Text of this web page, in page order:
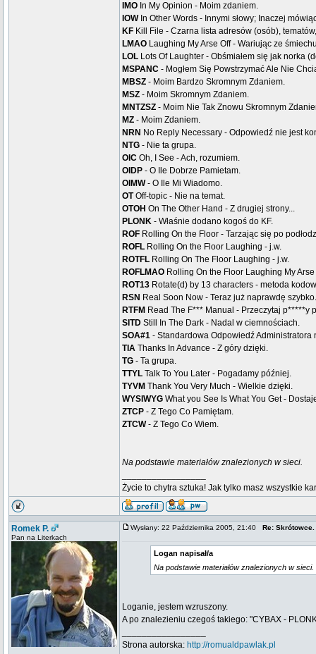
IMO In My Opinion - Moim zdaniem.
IOWIn Other Words - Innymi słowy; Inaczej
KF Kill File - Czarna lista adresów (osób),
LMAO Laughing My Arse Off - Wariując ze
LOL Lots Of Laughter - Obśmiałem się jak norka
MSPANC - Mogłem Się Powstrzymać Ale Nie
MBSZ - Moim Bardzo Skromnym Zdaniem.
MSZ - Moim Skromnym Zdaniem.
MNTZSZ - Moim Nie Tak Znowu Skromnym
MZ - Moim Zdaniem.
NRN No Reply Necessary - Odpowiedź nie jest
NTG - Nie ta grupa.
OIC Oh, I See - Ach, rozumiem.
OIDP - O Ile Dobrze Pamietam.
OIMW- O Ile Mi Wiadomo.
OTOff-topic - Nie na temat.
OTOH On The Other Hand - Z drugiej strony...
PLONK - Właśnie dodano kogoś do KF.
ROF Rolling On the Floor - Tarzając się po
ROFL Rolling On the Floor Laughing - j.w.
ROTFL Rolling On The Floor Laughing - j.w.
ROFLMAO Rolling On the Floor Laughing My
ROT13 Rotate(d) by 13 characters - metoda
RSN Real Soon Now - Teraz już naprawdę szybko.
RTFM Read The F*** Manual - Przeczytaj p*****y
SITD Still In The Dark - Nadal w ciemnościach.
SOA#1 - Standardowa Odpowiedź Administratora
TIA Thanks In Advance - Z góry dzięki.
TG - Ta grupa.
TTYL Talk To You Later - Pogadamy później.
TYVM Thank You Very Much - Wielkie dzięki.
WYSIWYG What you See Is What You Get -
ZTCP - Z Tego Co Pamiętam.
ZTCW- Z Tego Co Wiem.
Na podstawie materiałów znalezionych w sieci.
Życie to chytra sztuka! Jak tylko masz wszystkie
Romek P.
Pan na Literkach
Wysłany: 22 Października 2005, 21:40 Re: Skrótowce.
Logan napisał/a
Na podstawie materiałów znalezionych w sieci.
Loganie, jestem wzruszony.
A po znalezieniu czegoś takiego: "CYBAX -
Strona autorska: http://romualdpawlak.pl